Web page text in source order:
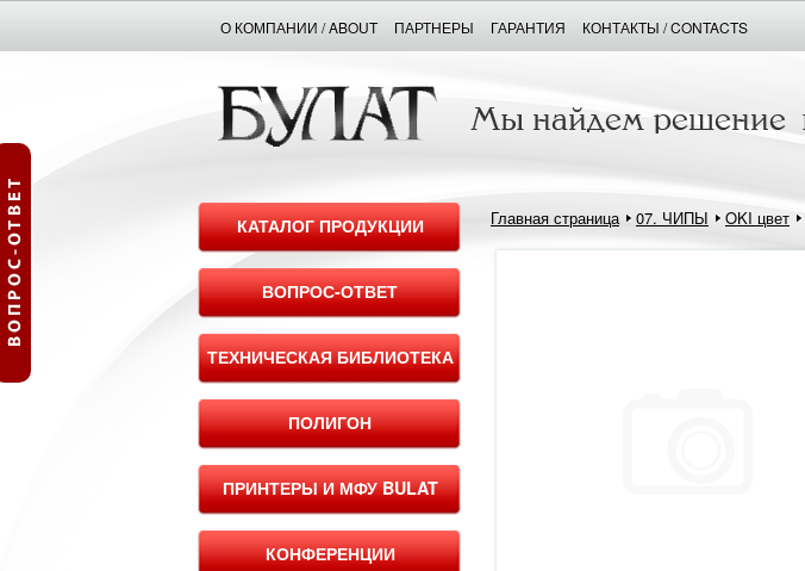
О КОМПАНИИ / ABOUT ПАРТНЕРЫ ГАРАНТИЯ КОНТАКТЫ / CONTACTS
КАТАЛОГ ПРОДУКЦИИ
ВОПРОС-ОТВЕТ
ТЕХНИЧЕСКАЯ БИБЛИОТЕКА
ПОЛИГОН
ПРИНТЕРЫ И МФУ BULAT
КОНФЕРЕНЦИИ
Главная страница 07. ЧИПЫ OKI цвет